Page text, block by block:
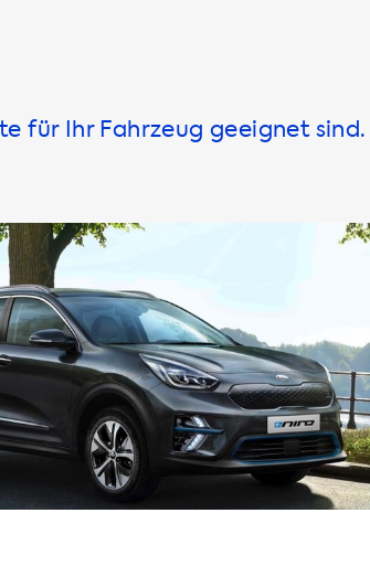
für Ihr Fahrzeug geeignet sind.